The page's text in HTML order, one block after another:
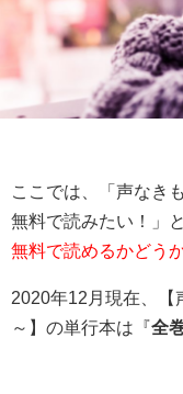
ここでは、「声なき
無料で読みたい！」
無料で読めるかどう
2020年12月現在、【
～】の単行本は『全